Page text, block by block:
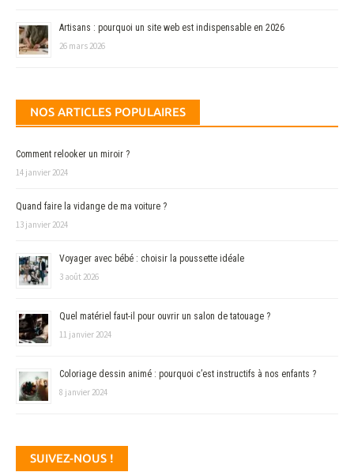
Artisans : pourquoi un site web est indispensable en 2026
26 mars 2026
NOS ARTICLES POPULAIRES
Comment relooker un miroir ?
14 janvier 2024
Quand faire la vidange de ma voiture ?
13 janvier 2024
Voyager avec bébé : choisir la poussette idéale
3 août 2026
Quel matériel faut-il pour ouvrir un salon de tatouage ?
11 janvier 2024
Coloriage dessin animé : pourquoi c’est instructifs à nos enfants ?
8 janvier 2024
SUIVEZ-NOUS !